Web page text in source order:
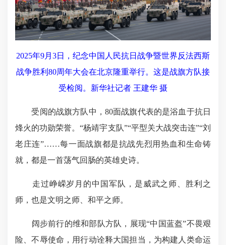
2025年9月3日，纪念中国人民抗日战争暨世界反法西斯
战争胜利80周年大会在北京隆重举行。这是战旗方队接
受检阅。新华社记者 王建华 摄
受阅的战旗方队中，80面战旗代表的是浴血于抗日
烽火的功勋荣誉。“杨靖宇支队”“平型关大战突击连”“刘
老庄连”……每一面战旗都是抗战先烈用热血和生命铸
就，都是一首荡气回肠的英雄史诗。
走过峥嵘岁月的中国军队，是威武之师、胜利之
师，也是文明之师、和平之师。
阔步前行的维和部队方队，展现“中国蓝盔”不畏艰
险、不辱使命，用行动诠释大国担当，为构建人类命运